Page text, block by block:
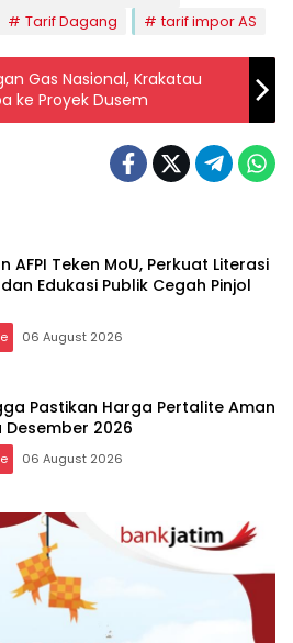
Tarif Dagang tarif impor AS
Gas Nasional, Krakatau
ke Proyek Dusem
AFPI Teken MoU, Perkuat Literasi
Edukasi Publik Cegah Pinjol
06 August 2026
Pastikan Harga Pertalite Aman
Desember 2026
06 August 2026